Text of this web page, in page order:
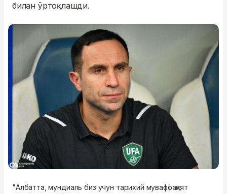
билан ўртоқлашди.
"Албатта, мундиаль биз учун тарихий муваффақият